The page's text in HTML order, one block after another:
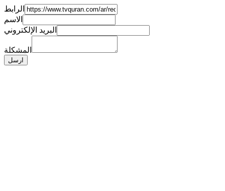
الرابط
الاسم
البريد الإلكتروني
المشكلة
ارسل